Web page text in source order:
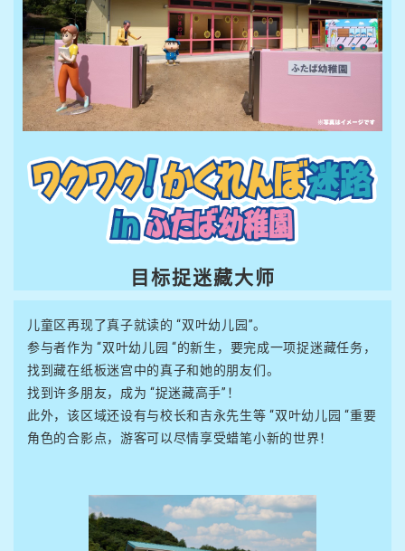
目标捉迷藏大师
儿童区再现了真子就读的 “双叶幼儿园”。
参与者作为 “双叶幼儿园 “的新生，要完成一项捉迷藏任务，
找到藏在纸板迷宫中的真子和她的朋友们。
找到许多朋友，成为 “捉迷藏高手”！
此外，该区域还设有与校长和吉永先生等 “双叶幼儿园 “重要
角色的合影点，游客可以尽情享受蜡笔小新的世界！